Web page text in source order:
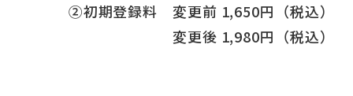
②初期登録料 変更前 1,650円（税込）
変更後 1,980円（税込）